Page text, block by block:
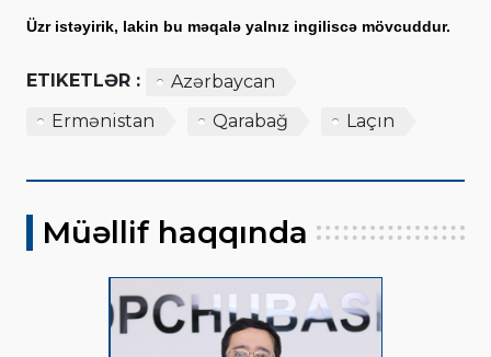
Üzr istəyirik, lakin bu məqalə yalnız ingiliscə mövcuddur.
ETIKETLƏR :
Azərbaycan
Ermənistan
Qarabağ Laçın
Müəllif haqqında